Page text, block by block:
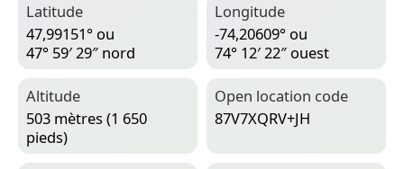
Latitude
47,99151° ou
47° 59′ 29″ nord
Longitude
-74,20609° ou
74° 12′ 22″ ouest
Altitude
503 mètres (1 650
pieds)
Open location code
87V7XQRV+JH